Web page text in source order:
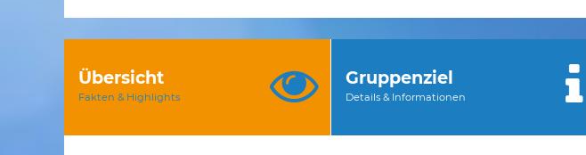
Übersicht
Fakten & Highlights
Gruppenziel
Details & Informationen